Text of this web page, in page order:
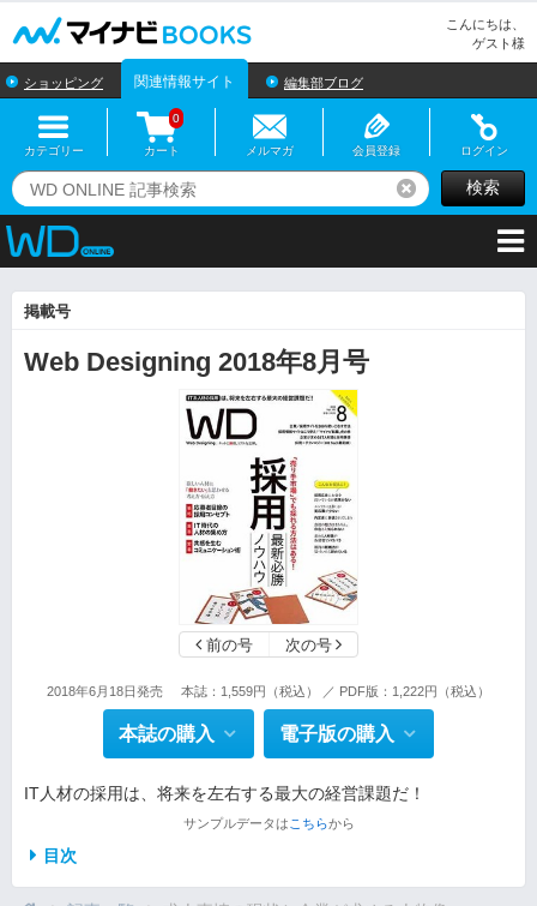
こんにちは、
ゲスト様
ショッピング 関連情報サイト 編集部ブログ
カテゴリー カート
0
メルマガ 会員登録 ログイン
リセット検索
掲載号
Web Designing 2018年8月号
前の号 次の号
2018年6月18日発売 本誌：1,559円（税込） ／ PDF版：1,222円（税込）
本誌の購入 電子版の購入
IT人材の採用は、将来を左右する最大の経営課題だ！
サンプルデータは こちらから
目次